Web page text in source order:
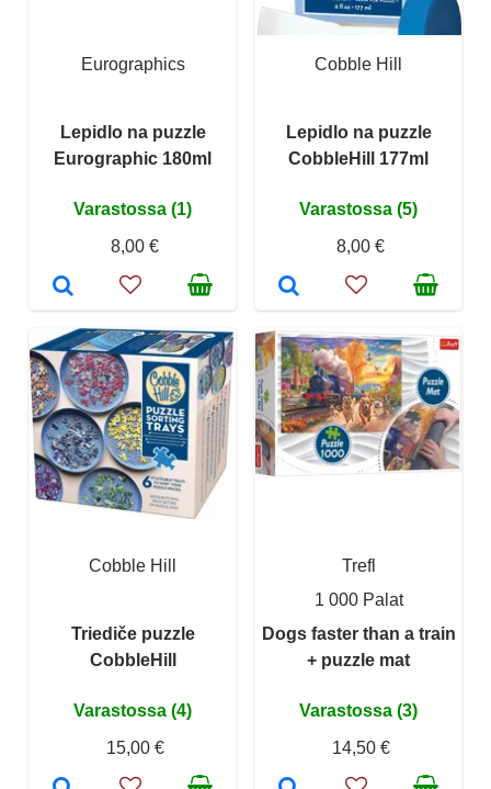
Eurographics
Lepidlo na puzzle
Eurographic 180ml
Varastossa (1)
8,00 €
Cobble Hill
Lepidlo na puzzle
CobbleHill 177ml
Varastossa (5)
8,00 €
Cobble Hill
Triediče puzzle
CobbleHill
Varastossa (4)
15,00 €
Trefl
1 000 Palat
Dogs faster than a train
+ puzzle mat
Varastossa (3)
14,50 €